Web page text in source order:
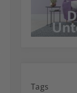
Tags